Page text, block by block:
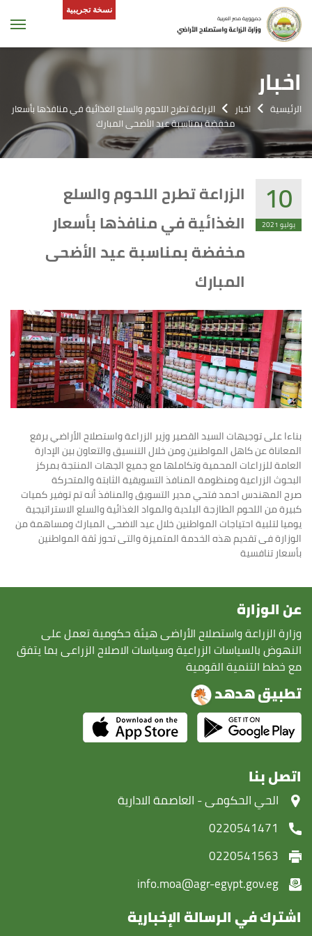
نسخة تجريبية
اخبار
الرئيسية اخبار
الزراعة تطرح اللحوم والسلع الغذائية في منافذها بأسعار
مخفضة بمناسبة عيد الأضحى المبارك
10
يوليو 2021
الزراعة تطرح اللحوم والسلع
الغذائية في منافذها بأسعار
مخفضة بمناسبة عيد الأضحى
المبارك
بناءا على توجيهات السيد القصير وزير الزراعة واستصلاح الأراضي برفع
المعاناة عن كاهل المواطنين ومن خلال التنسيق والتعاون بين الإدارة
العامة للزراعات المحمية وتكاملها مع جميع الجهات المنتجة بمركز
البحوث الزراعية ومنظومة المنافذ التسويقية الثابتة والمتحركة
صرح المهندس احمد فتحي مدير التسويق والمنافذ أنه تم توفير كميات
كبيرة من اللحوم الطازجة البلدية والمواد الغذائية والسلع الاستراتيجية
يوميا لتلبية احتياجات المواطنين خلال عيد الاضحى المبارك ومساهمة من
الوزارة فى تقديم هذه الخدمة المتميزة والتى تحوز ثقة المواطنين
بأسعار تنافسية
عن الوزارة
وزارة الزراعة واستصلاح الأراضى هيئة حكومية تعمل على
النهوض بالسياسات الزراعية وسياسات الاصلاح الزراعى بما يتفق
مع خطط التنمية القومية
تطبيق هدهد
اتصل بنا
‏الحي الحكومى - العاصمة الادارية
0220541471
0220541563
info.moa@agr-egypt.gov.eg
اشترك في الرسالة الإخبارية